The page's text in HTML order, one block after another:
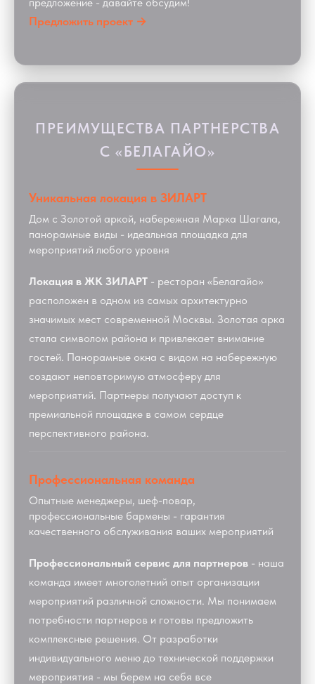
Предложить проект →
ПРЕИМУЩЕСТВА ПАРТНЕРСТВА
С «БЕЛАГАЙО»
Уникальная локация в ЗИЛАРТ
Дом с Золотой аркой, набережная Марка Шагала,
панорамные виды - идеальная площадка для
мероприятий любого уровня
Локация в ЖК ЗИЛАРТ - ресторан «Белагайо»
расположен в одном из самых архитектурно
значимых мест современной Москвы. Золотая арка
стала символом района и привлекает внимание
гостей. Панорамные окна с видом на набережную
создают неповторимую атмосферу для
мероприятий. Партнеры получают доступ к
премиальной площадке в самом сердце
перспективного района.
Профессиональная команда
Опытные менеджеры, шеф-повар,
профессиональные бармены - гарантия
качественного обслуживания ваших мероприятий
Профессиональный сервис для партнеров - наша
команда имеет многолетний опыт организации
мероприятий различной сложности. Мы понимаем
потребности партнеров и готовы предложить
комплексные решения. От разработки
индивидуального меню до технической поддержки
мероприятия - мы берем на себя все